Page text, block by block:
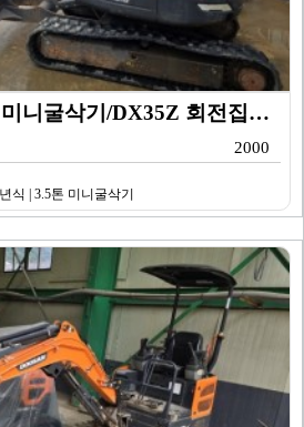
두산/굴삭기/3.5톤 미니굴삭기/DX35Z 회전집게/2…
2000
식 | 3.5톤 미니굴삭기